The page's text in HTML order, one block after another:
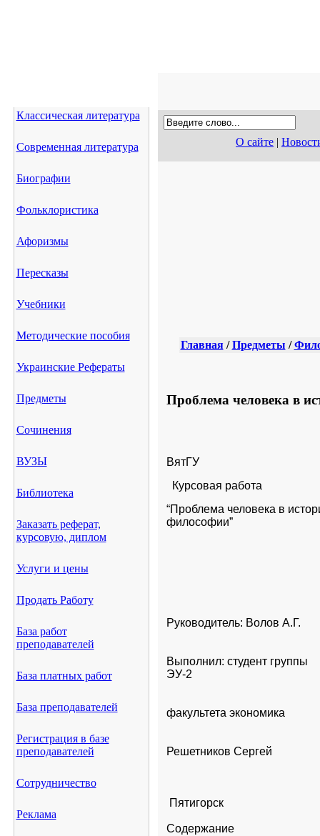
Классическая литература
Современная литература
Биографии
Фольклористика
Афоризмы
Пересказы
Учебники
Методические пособия
Украинские Рефераты
Предметы
Сочинения
ВУЗЫ
Библиотека
Заказать реферат,
курсовую, диплом
Услуги и цены
Продать Работу
База работ
преподавателей
База платных работ
База преподавателей
Регистрация в базе
преподавателей
Сотрудничество
Реклама
О сайте |
Главная/Предметы /
Проблема человека в
ВятГУ
Курсовая работа
“Проблема человека в
философии”
Руководитель: Волов А.Г.
Выполнил: студент группы
ЭУ-2
факультета экономика
Решетников Сергей
Пятигорск
Содержание